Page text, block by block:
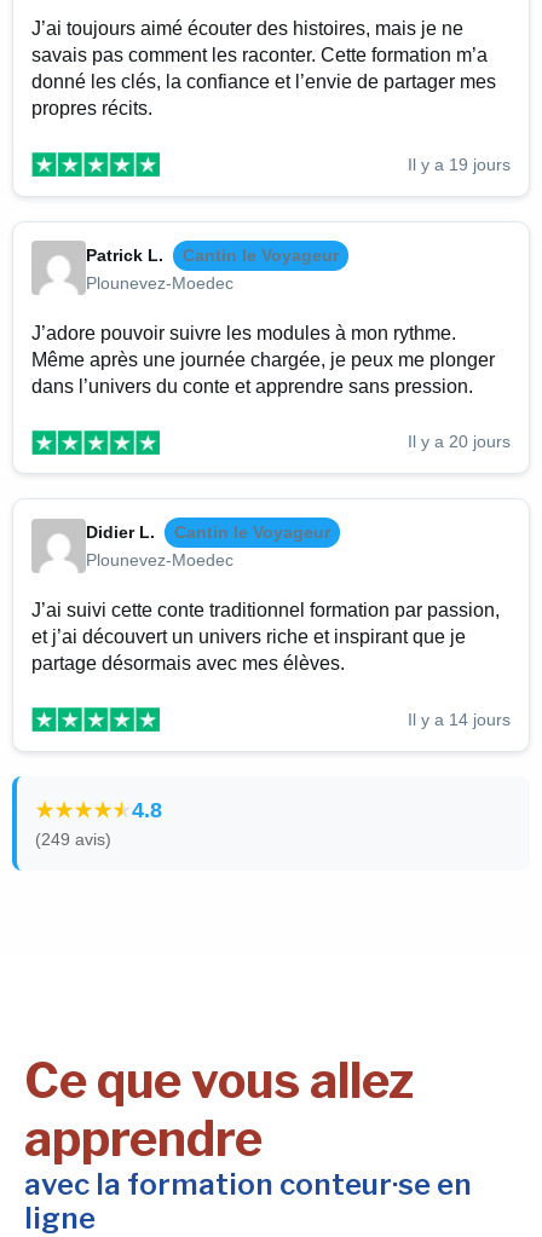
J’ai toujours aimé écouter des histoires, mais je ne
savais pas comment les raconter. Cette formation m’a
donné les clés, la confiance et l’envie de partager mes
propres récits.
Il y a 19 jours
Patrick L.
Cantin le Voyageur
Plounevez-Moedec
J’adore pouvoir suivre les modules à mon rythme.
Même après une journée chargée, je peux me plonger
dans l’univers du conte et apprendre sans pression.
Il y a 20 jours
Didier L.
Cantin le Voyageur
Plounevez-Moedec
J’ai suivi cette conte traditionnel formation par passion,
et j’ai découvert un univers riche et inspirant que je
partage désormais avec mes élèves.
Il y a 14 jours
4.8
(249 avis)
Ce que vous allez
apprendre
avec la formation conteur·se en
ligne